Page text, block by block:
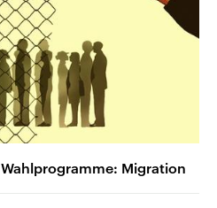
Wahlprogramme: Migration